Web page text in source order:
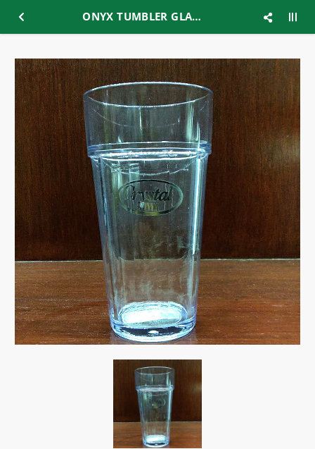
ONYX TUMBLER GLASS 420ML (ACG04)